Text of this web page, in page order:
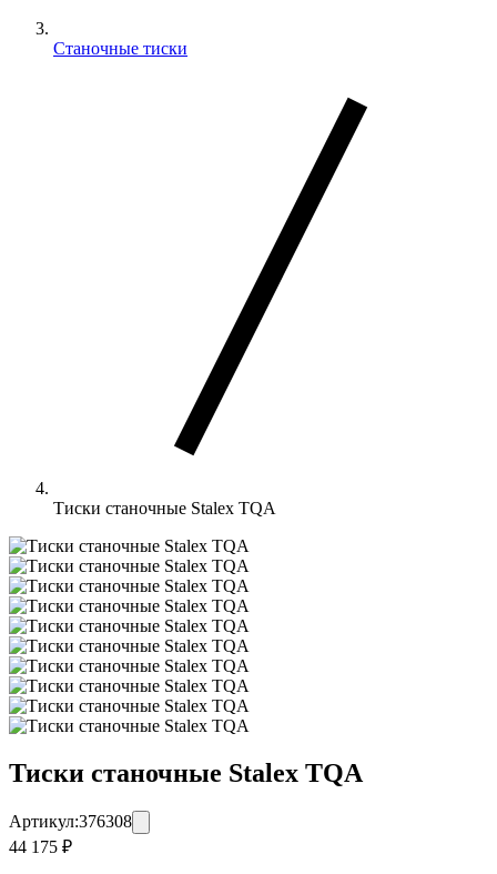
Станочные тиски
Тиски станочные Stalex TQA
Тиски станочные Stalex TQA
Артикул:376308
44 175 ₽